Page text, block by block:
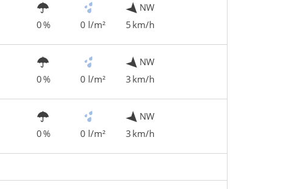
0 % 0 l/m²
NW
5 km/h
0 % 0 l/m²
NW
3 km/h
0 % 0 l/m²
NW
3 km/h